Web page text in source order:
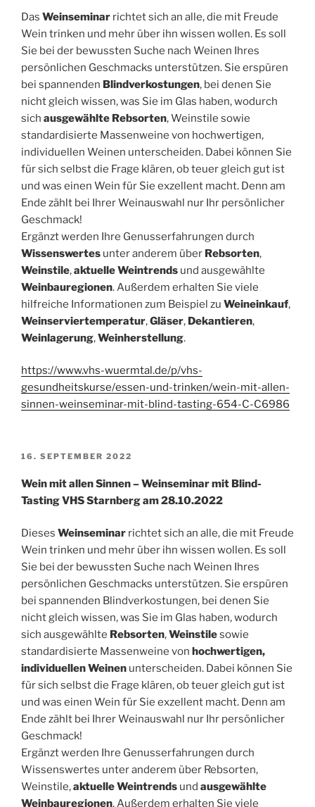
Das Weinseminar richtet sich an alle, die mit Freude
Wein trinken und mehr über ihn wissen wollen. Es soll
Sie bei der bewussten Suche nach Weinen Ihres
persönlichen Geschmacks unterstützen. Sie erspüren
bei spannenden Blindverkostungen, bei denen Sie
nicht gleich wissen, was Sie im Glas haben, wodurch
sich ausgewählte Rebsorten, Weinstile sowie
standardisierte Massenweine von hochwertigen,
individuellen Weinen unterscheiden. Dabei können Sie
für sich selbst die Frage klären, ob teuer gleich gut ist
und was einen Wein für Sie exzellent macht. Denn am
Ende zählt bei Ihrer Weinauswahl nur Ihr persönlicher
Geschmack!
Ergänzt werden Ihre Genusserfahrungen durch
Wissenswertes unter anderem über Rebsorten,
Weinstile,aktuelle Weintrends und ausgewählte
Weinbauregionen. Außerdem erhalten Sie viele
hilfreiche Informationen zum Beispiel zu Weineinkauf,
Weinserviertemperatur,Gläser, Dekantieren,
Weinlagerung,Weinherstellung.
https://www.vhs-wuermtal.de/p/vhs-
gesundheitskurse/essen-und-trinken/wein-mit-allen-
sinnen-weinseminar-mit-blind-tasting-654-C-C6986
VERÖFFENTLICHT
16. SEPTEMBER 2022
Wein mit allen Sinnen – Weinseminar mit Blind-
Tasting VHS Starnberg am28.10.2022
Dieses Weinseminar richtet sich an alle, die mit Freude
Wein trinken und mehr über ihn wissen wollen. Es soll
Sie bei der bewussten Suche nach Weinen Ihres
persönlichen Geschmacks unterstützen. Sie erspüren
bei spannenden Blindverkostungen, bei denen Sie
nicht gleich wissen, was Sie im Glas haben, wodurch
sich ausgewählte Rebsorten,Weinstilesowie
standardisierte Massenweine von hochwertigen,
individuellen Weinen unterscheiden. Dabei können Sie
für sich selbst die Frage klären, ob teuer gleich gut ist
und was einen Wein für Sie exzellent macht. Denn am
Ende zählt bei Ihrer Weinauswahl nur Ihr persönlicher
Geschmack!
Ergänzt werden Ihre Genusserfahrungen durch
Wissenswertes unter anderem über Rebsorten,
Weinstile,aktuelle Weintrends und ausgewählte
Weinbauregionen. Außerdem erhalten Sie viele